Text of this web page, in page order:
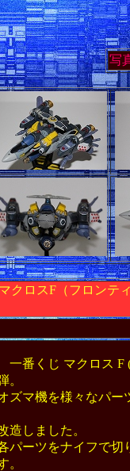
写
マクロスF（フロンテ
番くじ マクロス F (
。
ズマ機を様々なパー
造しました。
パーツをナイフで切
。